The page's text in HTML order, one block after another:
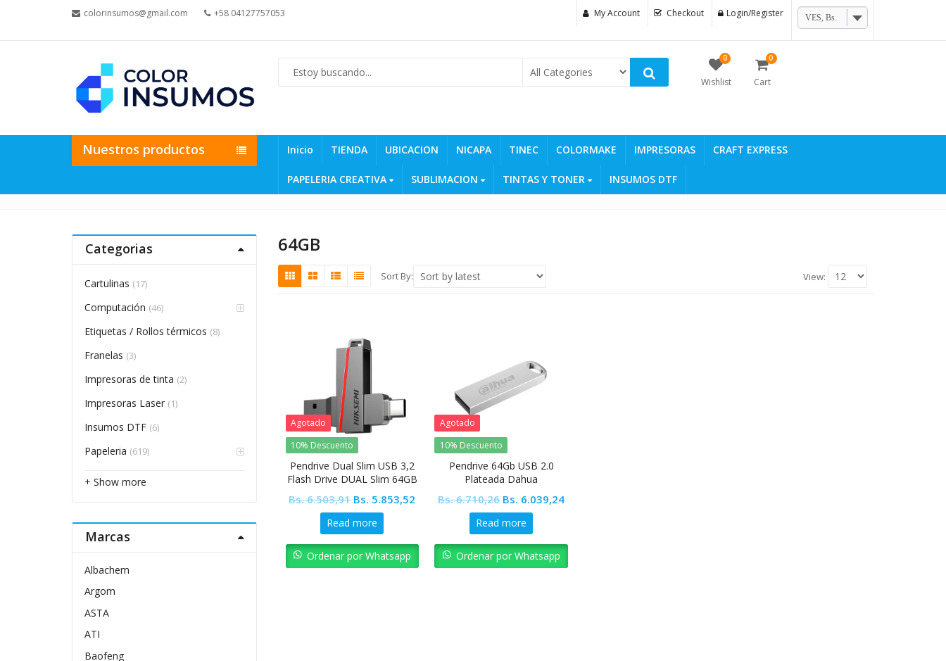
colorinsumos@gmail.com +58 04127757053 My Account Checkout Login/Register VES, Bs.
0
Wishlist
0
Cart
Nuestros productos Inicio TIENDA UBICACION NICAPA TINEC COLORMAKE IMPRESORAS CRAFT EXPRESS
PAPELERIA CREATIVA SUBLIMACION TINTAS Y TONER INSUMOS DTF
64GB
Sort By: View:
Agotado
10% Descuento
Pendrive Dual Slim USB 3,2
Flash Drive DUAL Slim 64GB
Bs.6.503,91 Original
price
was:
Bs. 6.503,91.
Bs. 5.853,52 Current
Bs. 5.853,52.
Read more
Ordenar por Whatsapp
Agotado
10% Descuento
Pendrive 64Gb USB 2.0
Plateada Dahua
Bs.6.710,26 Original
price
was:
Bs. 6.710,26.
Bs. 6.039,24Current
Bs. 6.039,24.
Read more
Ordenar por Whatsapp
Categorias
Cartulinas (17)
Computación (46)
Etiquetas / Rollos térmicos (8)
Franelas (3)
Impresoras de tinta (2)
Impresoras Laser (1)
Insumos DTF (6)
Papeleria (619)
+ Show more
Marcas
Albachem
Argom
ASTA
ATI
Baofeng